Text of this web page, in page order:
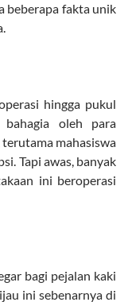
beberapa fakta unik
hingga pukul
oleh para
mahasiswa
Tapi awas, banyak
ini beroperasi
bagi pejalan kaki
ini sebenarnya di